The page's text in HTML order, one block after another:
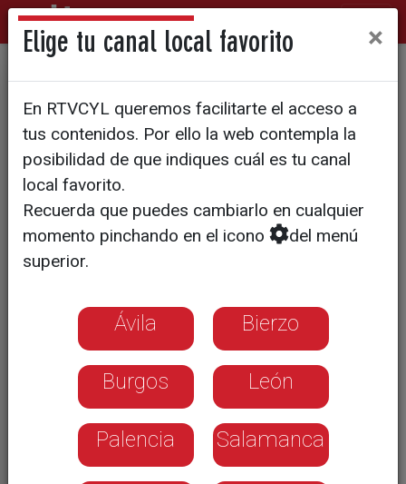
solicitudes
Convenio para facilitar el
acceso a las ayudas por la
sequía
La Consejería de Agricultura y
agricultores y ganaderos de Castilla y
León pueden acceder a los préstamos
Elige tu canal local favorito ×
En RTVCYL queremos facilitarte el acceso a
tus contenidos. Por ello la web contempla la
posibilidad de que indiques cuál es tu canal
local favorito.
Recuerda que puedes cambiarlo en cualquier
momento pinchando en el icono
del menú
superior.
Ávila Bierzo
Burgos León
Palencia Salamanca